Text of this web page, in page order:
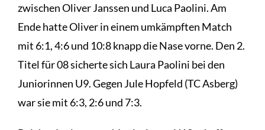
zwischen Oliver Janssen und Luca Paolini. Am
Ende hatte Oliver in einem umkämpften Match
mit 6:1, 4:6 und 10:8 knapp die Nase vorne. Den 2.
Titel für 08 sicherte sich Laura Paolini bei den
Juniorinnen U9. Gegen Jule Hopfeld (TC Asberg)
war sie mit 6:3, 2:6 und 7:3.